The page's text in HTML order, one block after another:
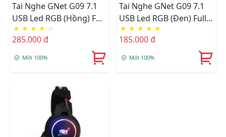
Tai Nghe GNet G09 7.1
USB Led RGB (Hồng) Full
Box
★ ★ ★ ★ ☆
285.000 đ
Mới 100%
Tai Nghe GNet G09 7.1
USB Led RGB (Đen) Full
Box
★ ★ ★ ★ ★
185.000 đ
Mới 100%